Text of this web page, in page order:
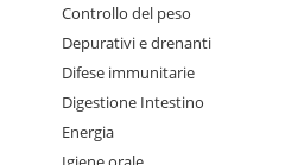
Controllo del peso
Depurativi e drenanti
Difese immunitarie
Digestione Intestino
Energia